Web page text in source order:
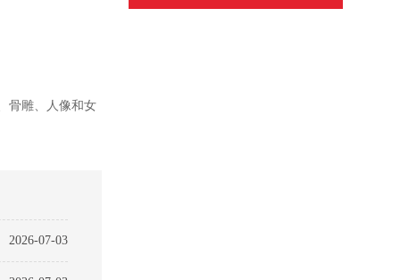
骨雕、人像和女
2026-07-03